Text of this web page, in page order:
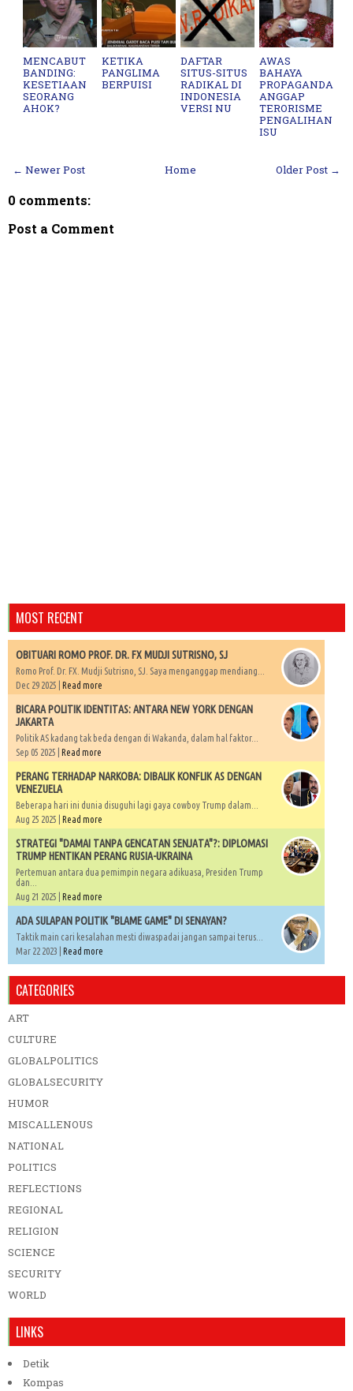
MENCABUT
BANDING:
KESETIAAN
SEORANG
AHOK?
KETIKA
PANGLIMA
BERPUISI
DAFTAR
SITUS-SITUS
RADIKAL DI
INDONESIA
VERSI NU
AWAS
BAHAYA
PROPAGANDA
ANGGAP
TERORISME
PENGALIHAN
ISU
← Newer Post Older Post →
Home
0 comments:
Post a Comment
MOST RECENT
OBITUARI ROMO PROF. DR. FX MUDJI SUTRISNO, SJ
Romo Prof. Dr. FX. Mudji Sutrisno, SJ. Saya menganggap mendiang...
Dec 29 2025 | Read more
BICARA POLITIK IDENTITAS: ANTARA NEW YORK DENGAN
JAKARTA
Politik AS kadang tak beda dengan di Wakanda, dalam hal faktor...
Sep 05 2025 | Read more
PERANG TERHADAP NARKOBA: DIBALIK KONFLIK AS DENGAN
VENEZUELA
Beberapa hari ini dunia disuguhi lagi gaya cowboy Trump dalam...
Aug 25 2025 | Read more
STRATEGI "DAMAI TANPA GENCATAN SENJATA"?: DIPLOMASI
TRUMP HENTIKAN PERANG RUSIA-UKRAINA
Pertemuan antara dua pemimpin negara adikuasa, Presiden Trump
dan...
Aug 21 2025 | Read more
ADA SULAPAN POLITIK "BLAME GAME" DI SENAYAN?
Taktik main cari kesalahan mesti diwaspadai jangan sampai terus...
Mar 22 2023 | Read more
CATEGORIES
ART
CULTURE
GLOBALPOLITICS
GLOBALSECURITY
HUMOR
MISCALLENOUS
NATIONAL
POLITICS
REFLECTIONS
REGIONAL
RELIGION
SCIENCE
SECURITY
WORLD
LINKS
Detik
Kompas